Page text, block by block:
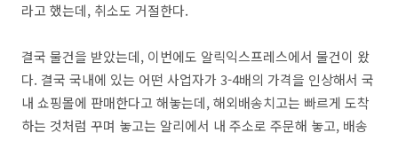
라고 했는데, 취소도 거절한다.
결국 물건을 받았는데, 이번에도 알릭익스프레스에서 물건이 왔
다. 결국 국내에 있는 어떤 사업자가 3-4배의 가격을 인상해서 국
내 쇼핑몰에 판매한다고 해놓는데, 해외배송치고는 빠르게 도착
하는 것처럼 꾸며 놓고는 알리에서 내 주소로 주문해 놓고, 배송